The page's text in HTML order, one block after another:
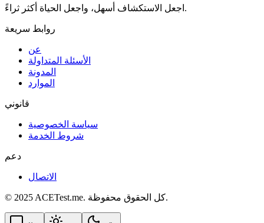
اجعل الاستكشاف أسهل، واجعل الحياة أكثر ثراءً.
روابط سريعة
عن
الأسئلة المتداولة
المدونة
الموارد
قانوني
سياسة الخصوصية
شروط الخدمة
دعم
الاتصال
© 2025 ACETest.me. كل الحقوق محفوظة.